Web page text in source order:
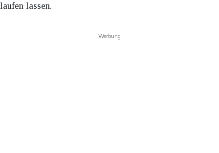
laufen lassen.
Werbung